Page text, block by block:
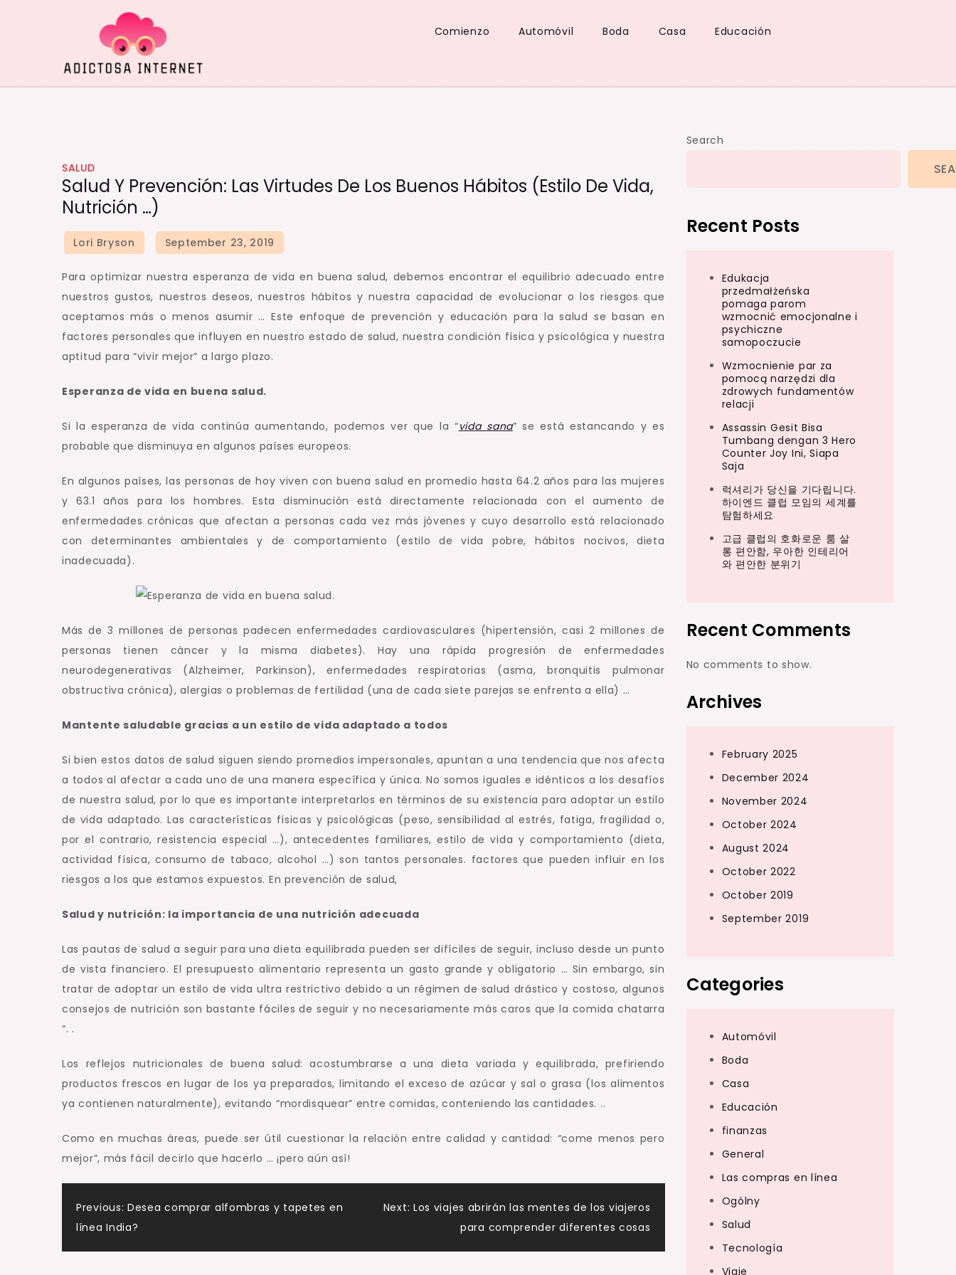
Adictosa Internet
Comienzo Automóvil Boda Casa Educación
SALUD
Salud Y Prevención: Las Virtudes De Los Buenos Hábitos (estilo De Vida,
Nutrición …)
Para optimizar nuestra esperanza de vida en buena salud, debemos encontrar el equilibrio adecuado entre
nuestros gustos, nuestros deseos, nuestros hábitos y nuestra capacidad de evolucionar o los riesgos que
aceptamos más o menos asumir … Este enfoque de prevención y educación para la salud se basan en
factores personales que influyen en nuestro estado de salud, nuestra condición física y psicológica y nuestra
aptitud para “vivir mejor” a largo plazo.
Esperanza de vida en buena salud.
Si la esperanza de vida continúa aumentando, podemos ver que la “vida sana” se está estancando y es
probable que disminuya en algunos países europeos.
En algunos países, las personas de hoy viven con buena salud en promedio hasta 64.2 años para las mujeres
y 63.1 años para los hombres.Esta disminución está directamente relacionada con el aumento de
enfermedades crónicas que afectan a personas cada vez más jóvenes y cuyo desarrollo está relacionado
con determinantes ambientales y de comportamiento (estilo de vida pobre, hábitos nocivos, dieta
inadecuada).
Más de 3 millones de personas padecen enfermedades cardiovasculares (hipertensión, casi 2 millones de
personas tienen cáncer y la misma diabetes). Hay una rápida progresión de enfermedades
neurodegenerativas (Alzheimer, Parkinson), enfermedades respiratorias (asma, bronquitis pulmonar
obstructiva crónica), alergias o problemas de fertilidad (una de cada siete parejas se enfrenta a ella) …
Mantente saludable gracias a un estilo de vida adaptado a todos
Si bien estos datos de salud siguen siendo promedios impersonales, apuntan a una tendencia que nos afecta
a todos al afectar a cada uno de una manera específica y única.No somos iguales e idénticos a los desafíos
de nuestra salud, por lo que es importante interpretarlos en términos de su existencia para adoptar un estilo
de vida adaptado.Las características físicas y psicológicas (peso, sensibilidad al estrés, fatiga, fragilidad o,
por el contrario, resistencia especial …), antecedentes familiares, estilo de vida y comportamiento (dieta,
actividad física, consumo de tabaco, alcohol …) son tantos personales. factores que pueden influir en los
riesgos a los que estamos expuestos. En prevención de salud,
Salud y nutrición: la importancia de una nutrición adecuada
Las pautas de salud a seguir para una dieta equilibrada pueden ser difíciles de seguir, incluso desde un punto
de vista financiero.El presupuesto alimentario representa un gasto grande y obligatorio … Sin embargo, sin
tratar de adoptar un estilo de vida ultra restrictivo debido a un régimen de salud drástico y costoso, algunos
consejos de nutrición son bastante fáciles de seguir y no necesariamente más caros que la comida chatarra
“. .
Los reflejos nutricionales de buena salud: acostumbrarse a una dieta variada y equilibrada, prefiriendo
productos frescos en lugar de los ya preparados, limitando el exceso de azúcar y sal o grasa (los alimentos
ya contienen naturalmente), evitando “mordisquear” entre comidas, conteniendo las cantidades. ..
Como en muchas áreas, puede ser útil cuestionar la relación entre calidad y cantidad: “come menos pero
mejor”, más fácil decirlo que hacerlo … ¡pero aún así!
Post
navigation
Previous: Desea comprar alfombras y tapetes en
línea India?
Next: Los viajes abrirán las mentes de los viajeros
para comprender diferentes cosas
Search
Recent Posts
Edukacja
przedmałżeńska
pomaga parom
wzmocnić emocjonalne i
psychiczne
samopoczucie
Wzmocnienie par za
pomocą narzędzi dla
zdrowych fundamentów
relacji
Assassin Gesit Bisa
Tumbang dengan 3 Hero
Counter Joy Ini, Siapa
Saja
럭셔리가 당신을 기다립니다.
하이엔드 클럽 모임의 세계를
탐험하세요
고급 클럽의 호화로운 룸 살
롱 편안함, 우아한 인테리어
와 편안한 분위기
Recent Comments
No comments to show.
Archives
February 2025
December 2024
November 2024
October 2024
August 2024
October 2022
October 2019
September 2019
Categories
Automóvil
Boda
Casa
Educación
finanzas
General
Las compras en línea
Ogólny
Salud
Tecnología
Viaje